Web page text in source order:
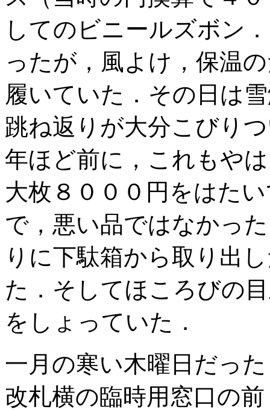
してのビニールズボン
ったが，風よけ，保温
履いていた．その日は
跳ね返りが大分こびり
年ほど前に，これもや
大枚８０００円をはた
で，悪い品ではなかっ
りに下駄箱から取り出
た．そしてほころびの
をしょっていた．
一月の寒い木曜日だっ
改札横の臨時用窓口の